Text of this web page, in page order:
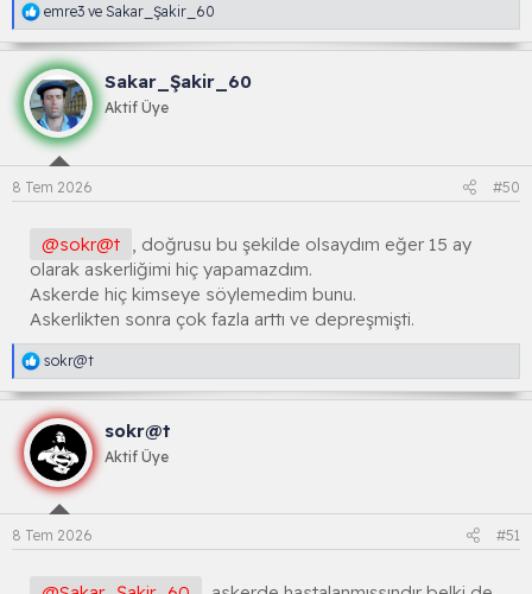
R
e
a
k
s
i
y
o
n
l
a
:
emre3 ve Sakar_Şakir_60
Sakar_Şakir_60
Aktif Üye
8 Tem 2026 #50
@sokr@t
, doğrusu bu şekilde olsaydım eğer 15 ay
olarak askerliğimi hiç yapamazdım.
Askerde hiç kimseye söylemedim bunu.
Askerlikten sonra çok fazla arttı ve depreşmişti.
R
e
a
k
s
i
y
o
n
l
a
:
sokr@t
sokr@t
Aktif Üye
8 Tem 2026 #51